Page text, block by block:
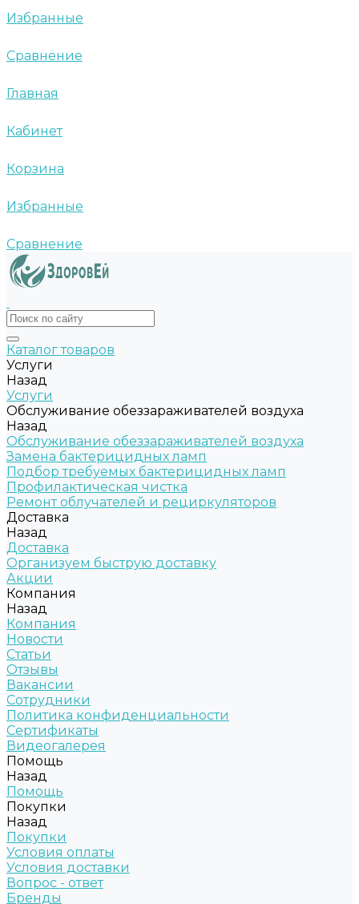
Избранные
Сравнение
Главная
Кабинет
Корзина
Избранные
Сравнение
Каталог товаров
Услуги
Назад
Услуги
Обслуживание обеззараживателей воздуха
Назад
Обслуживание обеззараживателей воздуха
Замена бактерицидных ламп
Подбор требуемых бактерицидных ламп
Профилактическая чистка
Ремонт облучателей и рециркуляторов
Доставка
Назад
Доставка
Организуем быструю доставку
Акции
Компания
Назад
Компания
Новости
Статьи
Отзывы
Вакансии
Сотрудники
Политика конфиденциальности
Сертификаты
Видеогалерея
Помощь
Назад
Помощь
Покупки
Назад
Покупки
Условия оплаты
Условия доставки
Вопрос - ответ
Бренды